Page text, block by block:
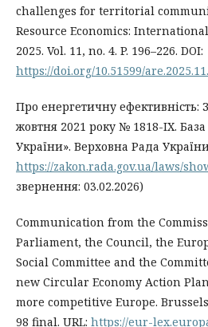
challenges for territorial
Resource Economics:
2025. Vol. 11, no. 4. P. 196–226. DOI:
https://doi.org/10.51599/
Про енергетичну ефективність:
жовтня 2021 року № 1818-IX.
України». Верховна Рада
https://zakon.rada.gov.ua/laws/
звернення: 03.02.2026)
Communication from the
Parliament, the Council, the
Social Committee and the
new Circular Economy Action
more competitive Europe.
98 final. URL: https://eur-